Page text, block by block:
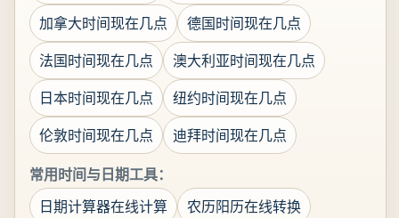
加拿大时间现在几点
德国时间现在几点
法国时间现在几点
澳大利亚时间现在几点
日本时间现在几点
纽约时间现在几点
伦敦时间现在几点
迪拜时间现在几点
常用时间与日期工具：
日期计算器在线计算
农历阳历在线转换